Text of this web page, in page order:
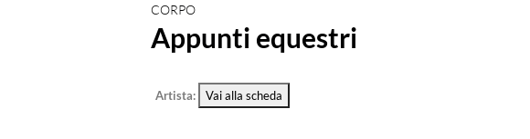
CORPO
Appunti equestri
Artista: Vai alla scheda